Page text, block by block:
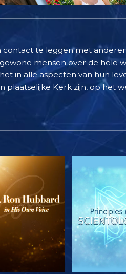
contact te leggen met
mensen over de hele
in alle aspecten van hun
plaatselijke Kerk zijn, op het